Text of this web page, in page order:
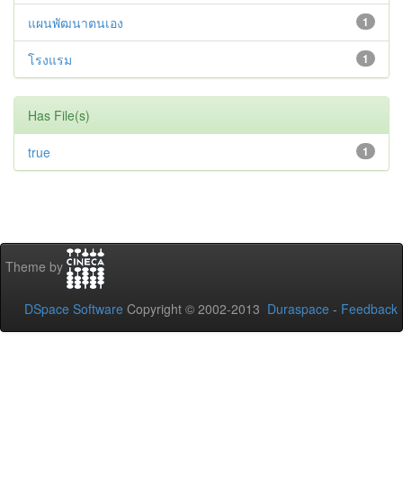
1
แผนพัฒนาตนเอง
1
โรงแรม
Has File(s)
1
true
Theme by
DSpace Software Copyright © 2002-2013 Duraspace - Feedback